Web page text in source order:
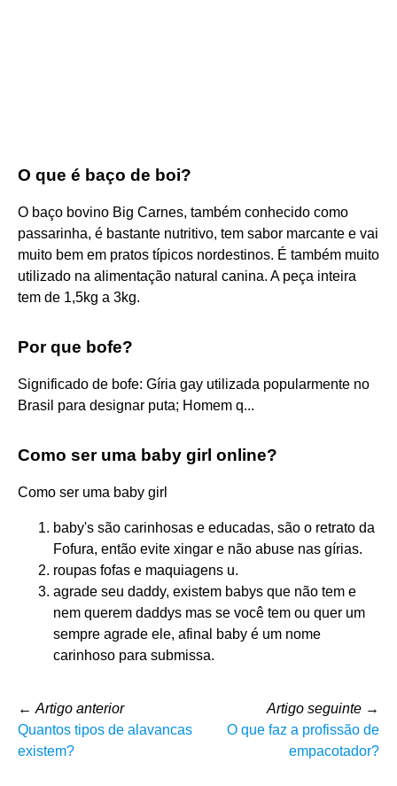
O que é baço de boi?
O baço bovino Big Carnes, também conhecido como
passarinha, é bastante nutritivo, tem sabor marcante e vai
muito bem em pratos típicos nordestinos. É também muito
utilizado na alimentação natural canina. A peça inteira
tem de 1,5kg a 3kg.
Por que bofe?
Significado de bofe: Gíria gay utilizada popularmente no
Brasil para designar puta; Homem q...
Como ser uma baby girl online?
Como ser uma baby girl
baby's são carinhosas e educadas, são o retrato da
Fofura, então evite xingar e não abuse nas gírias.
roupas fofas e maquiagens u.
agrade seu daddy, existem babys que não tem e
nem querem daddys mas se você tem ou quer um
sempre agrade ele, afinal baby é um nome
carinhoso para submissa.
← Artigo anterior
Quantos tipos de alavancas
existem?
Artigo seguinte →
O que faz a profissão de
empacotador?